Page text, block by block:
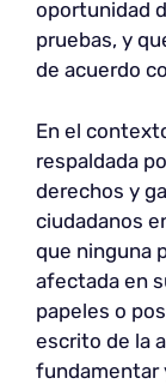
oportunidad
pruebas, y
de acuerdo
En el
respaldada
derechos y
ciudadanos
que ninguna
afectada en
papeles o
escrito de la
fundamentar